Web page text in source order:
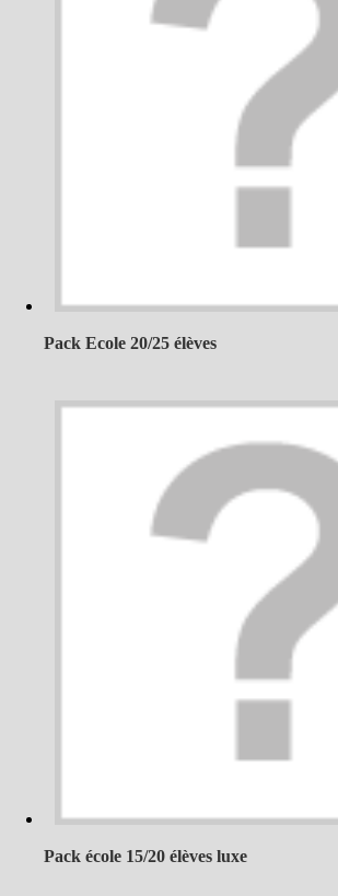
Pack Ecole 20/25 élèves
Pack école 15/20 élèves luxe